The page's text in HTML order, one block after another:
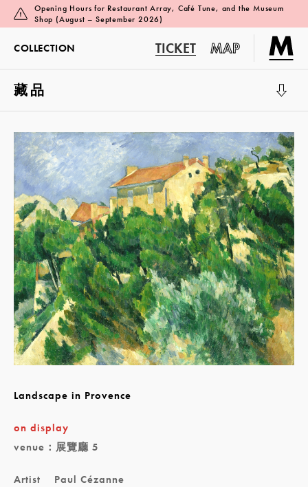
Opening Hours for Restaurant Array, Café Tune, and the Museum
Shop (August – September 2026)
COLLECTION TICKET MAP
藏品
Landscape in Provence
on display
venue：展覽廳 5
Artist
Paul Cézanne